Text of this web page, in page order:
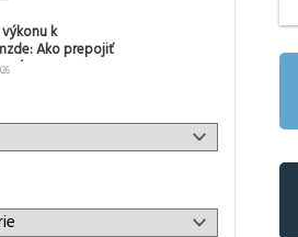
k
Ako prepojiť
a rast